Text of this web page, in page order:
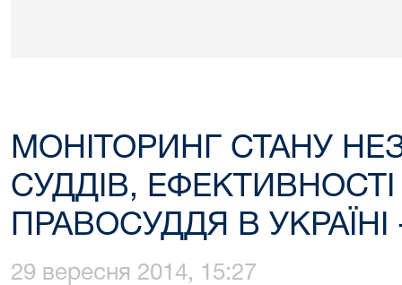
МОНІТОРИНГ СТАНУ
СУДДІВ,
ПРАВОСУДДЯ В УКРАЇНІ
29 вересня 2014, 15:27